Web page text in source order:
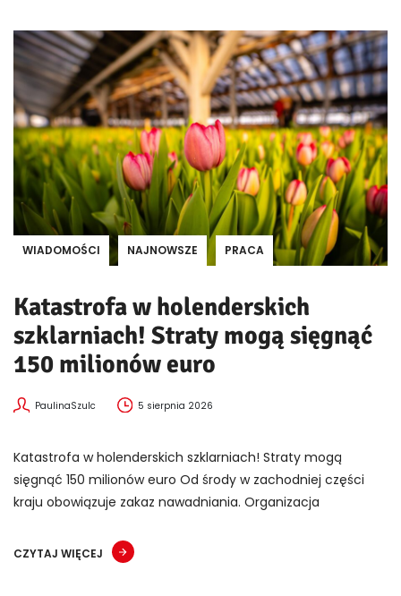
WIADOMOŚCI NAJNOWSZE PRACA
Katastrofa w holenderskich
szklarniach! Straty mogą sięgnąć
150 milionów euro
PaulinaSzulc 5 sierpnia 2026
Katastrofa w holenderskich szklarniach! Straty mogą
sięgnąć 150 milionów euro Od środy w zachodniej części
kraju obowiązuje zakaz nawadniania. Organizacja
CZYTAJ WIĘCEJ